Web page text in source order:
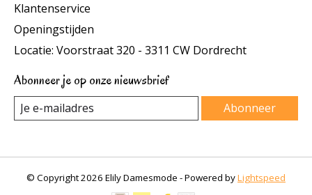
Klantenservice
Openingstijden
Locatie: Voorstraat 320 - 3311 CW Dordrecht
Abonneer je op onze nieuwsbrief
Abonneer
© Copyright 2026 Elily Damesmode - Powered byLightspeed